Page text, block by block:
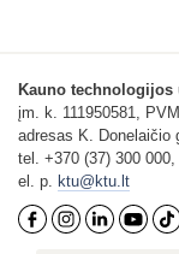
Kauno technologijos
įm. k. 111950581,
adresas K. Donelaičio
tel. +370 (37) 300
el. p. ktu@ktu.lt